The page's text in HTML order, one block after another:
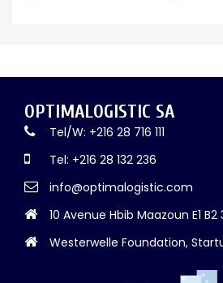
OPTIMALOGISTIC SA
Tel/W: +216 28 716 111
Tel: +216 28 132 236
info@optimalogistic.com
10 Avenue Hbib Maazoun E1
Westerwelle Foundation,